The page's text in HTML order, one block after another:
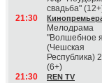
свадьба"
21:30
Мелодрама
"Волшебное
(Чешская
Республика)
(6+)
21:30
REN TV